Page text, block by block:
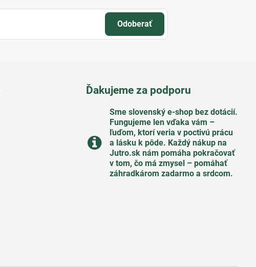
Odoberať
Ďakujeme za podporu
Sme slovenský e-shop bez dotácií​.
Fungujeme len vďaka vám –
ľuďom, ktorí veria v poctivú prácu
a lásku k pôde​. Každý nákup na
Jutro​.sk nám pomáha pokračovať
v tom, čo má zmysel – pomáhať
záhradkárom zadarmo a srdcom​.